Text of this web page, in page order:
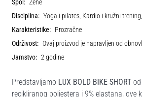
Spol: Žene
Disciplina: Yoga i pilates, Kardio i kružni
Karakteristike: Prozračne
Održivost: Ovaj proizvod je napravljen od
Jamstvo: 2 godine
Predstavljamo LUX BOLD BIKE SHORT
recikliranog poliestera i 9% elastana,